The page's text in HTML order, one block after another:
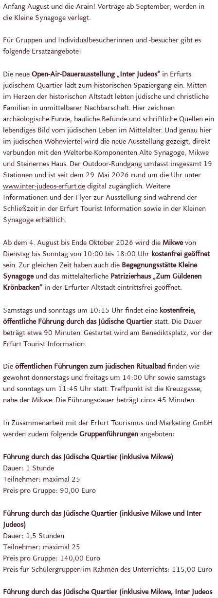
Anfang August und die Arain! Vorträge ab September, werden in
die Kleine Synagoge verlegt.
Für Gruppen und Individualbesucherinnen und -besucher gibt es
folgende Ersatzangebote:
Die neue Open-Air-Dauerausstellung „Inter Judeos“ in Erfurts
jüdischem Quartier lädt zum historischen Spaziergang ein. Mitten
im Herzen der historischen Altstadt lebten jüdische und christliche
Familien in unmittelbarer Nachbarschaft. Hier zeichnen
archäologische Funde, bauliche Befunde und schriftliche Quellen ein
lebendiges Bild vom jüdischen Leben im Mittelalter. Und genau hier
im jüdischen Wohnviertel wird die neue Ausstellung gezeigt, direkt
verbunden mit den Welterbe-Komponenten Alte Synagoge, Mikwe
und Steinernes Haus. Der Outdoor-Rundgang umfasst insgesamt 19
Stationen und ist seit dem 29. Mai 2026 rund um die Uhr unter
www.inter-judeos-erfurt.de digital zugänglich. Weitere
Informationen und der Flyer zur Ausstellung sind während der
Schließzeit in der Erfurt Tourist Information sowie in der Kleinen
Synagoge erhältlich.
Ab dem 4. August bis Ende Oktober 2026 wird die Mikwevon
Dienstag bis Sonntag von 10:00 bis 18:00 Uhr kostenfrei geöffnet
sein. Zur gleichen Zeit haben auch die Begegnungsstätte Kleine
Synagoge und das mittelalterliche Patrizierhaus „Zum Güldenen
Krönbacken“ in der Erfurter Altstadt eintrittsfrei geöffnet.
Samstags und sonntags um 10:15 Uhr findet eine kostenfreie,
öffentliche Führung durch das Jüdische Quartierstatt. Die Dauer
beträgt etwa 90 Minuten. Gestartet wird am Benediktsplatz, vor der
Erfurt Tourist Information.
Die öffentlichen Führungen zum jüdischen Ritualbad finden wie
gewohnt donnerstags und freitags um 14:00 Uhr sowie samstags
und sonntags um 11:45 Uhr statt. Treffpunkt ist die Kreuzgasse,
nahe der Mikwe. Die Führungsdauer beträgt circa 45 Minuten.
In Zusammenarbeit mit der Erfurt Tourismus und Marketing GmbH
werden zudem folgende Gruppenführungen angeboten:
Führung durch das Jüdische Quartier (inklusive Mikwe)
Dauer: 1 Stunde
Teilnehmer: maximal 25
Preis pro Gruppe: 90,00 Euro
Führung durch das Jüdische Quartier (inklusive Mikwe und Inter
Judeos)
Dauer: 1,5 Stunden
Teilnehmer: maximal 25
Preis pro Gruppe: 140,00 Euro
Preis für Schülergruppen im Rahmen des Unterrichts: 115,00 Euro
Führung durch das Jüdische Quartier (inklusive Mikwe, Inter Judeos